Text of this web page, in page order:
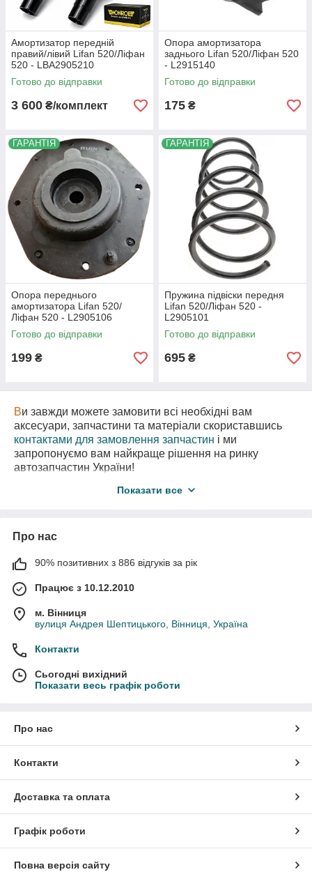
Амортизатор передній
правий/лівий Lifan 520/Ліфан
520 - LBA2905210
Готово до відправки
3 600 ₴/комплект
Опора амортизатора
заднього Lifan 520/Ліфан 520
- L2915140
Готово до відправки
175 ₴
ГАРАНТІЯ
Опора переднього
амортизатора Lifan 520/
Ліфан 520 - L2905106
Готово до відправки
199 ₴
ГАРАНТІЯ
Пружина підвіски передня
Lifan 520/Ліфан 520 -
L2905101
Готово до відправки
695 ₴
Ви завжди можете замовити всі необхідні вам
аксесуари, запчастини та матеріали скориставшись
контактами для замовлення запчастин і ми
запропонуємо вам найкраще рішення на ринку
автозапчастин України!
за самими вигідними цінами!
Показати все
Про нас
90% позитивних з 886 відгуків за рік
Працює з 10.12.2010
м. Вінниця
вулиця Андрея Шептицького, Вінниця, Україна
Контакти
Сьогодні вихідний
Показати весь графік роботи
Про нас
Контакти
Доставка та оплата
Графік роботи
Повна версія сайту